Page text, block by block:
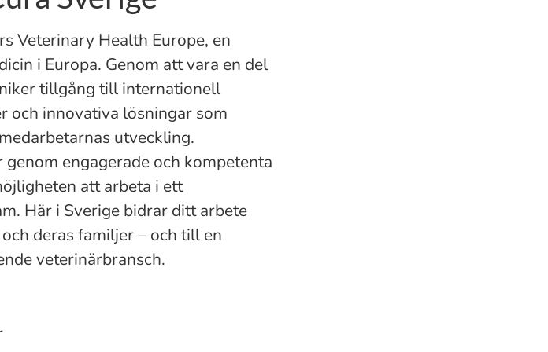
Veterinary Health Europe, en
i Europa. Genom att vara en del
tillgång till internationell
och innovativa lösningar som
utveckling.
engagerade och kompetenta
att arbeta i ett
Här i Sverige bidrar ditt arbete
deras familjer – och till en
veterinärbransch.